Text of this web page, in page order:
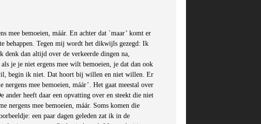
mee bemoeien, máár. En achter dat `maar’ komt er
behappen. Tegen mij wordt het dikwijls gezegd: Ik
denk dan altijd over de verkeerde dingen na,
je je niet ergens mee wilt bemoeien, je dat dan ook
begin ik niet. Dat hoort bij willen en niet willen. Er
mee bemoeien, máár’. Het gaat meestal over
ander heeft daar een opvatting over en steekt die niet
nergens mee bemoeien, máár. Soms komen die
een paar dagen geleden zat ik in de